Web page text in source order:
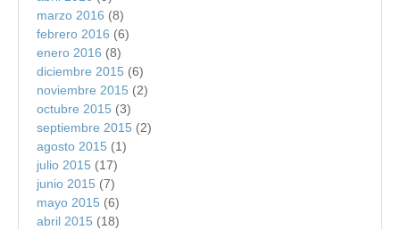
marzo 2016 (8)
febrero 2016 (6)
enero 2016 (8)
diciembre 2015 (6)
noviembre 2015 (2)
octubre 2015 (3)
septiembre 2015 (2)
agosto 2015 (1)
julio 2015 (17)
junio 2015 (7)
mayo 2015 (6)
abril 2015 (18)